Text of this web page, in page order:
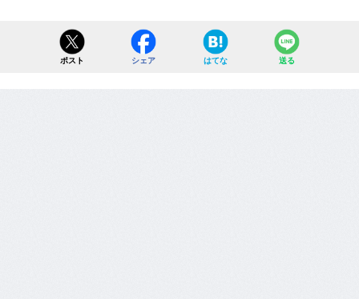
ポスト シェア はてな 送る